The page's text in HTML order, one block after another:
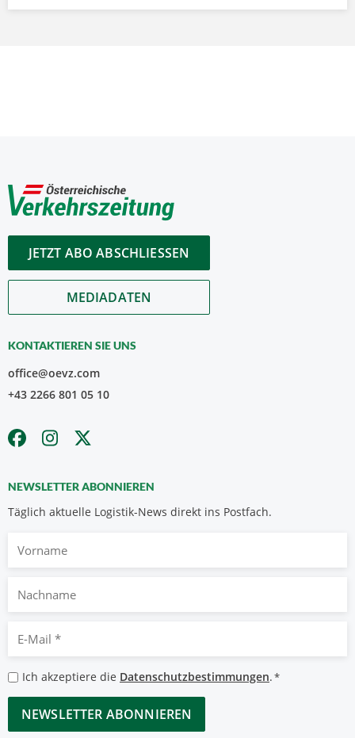
JETZT ABO ABSCHLIESSEN
MEDIADATEN
KONTAKTIEREN SIE UNS
office@oevz.com
+43 2266 801 05 10
NEWSLETTER ABONNIEREN
Täglich aktuelle Logistik-News direkt ins Postfach.
Nachname
Mail
Datenschutzbestimmungen
*
Ich akzeptiere die Datenschutzbestimmungen.*
CAPTCHA